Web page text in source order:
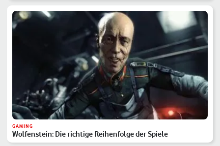
GAMING
Wolfenstein: Die richtige Reihenfolge der Spiele